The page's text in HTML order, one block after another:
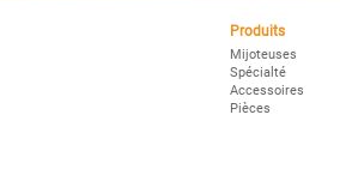
Produits
Mijoteuses
Spécialté
Accessoires
Pièces